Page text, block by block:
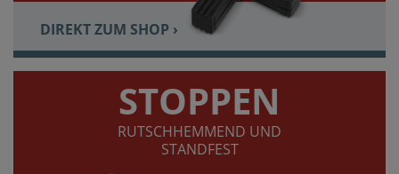
DIREKT ZUM SHOP ›
STOPPEN
RUTSCHHEMMEND UND
STANDFEST